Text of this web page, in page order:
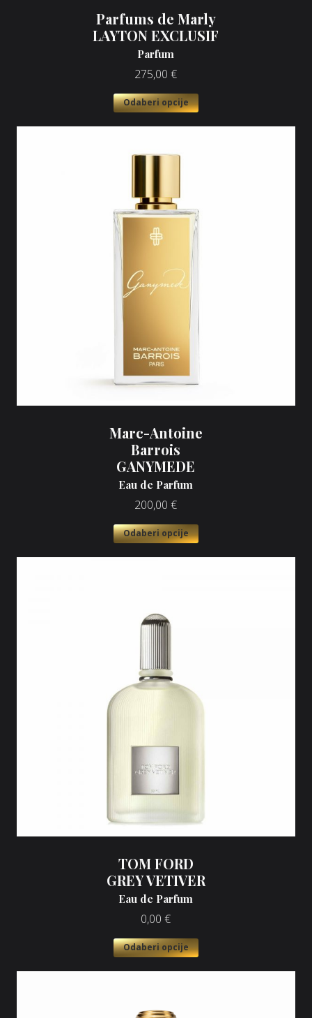
Parfums de Marly
LAYTON EXCLUSIF
Parfum
275,00 €
Odaberi opcije
Marc-Antoine
Barrois
GANYMEDE
Eau de Parfum
200,00 €
Odaberi opcije
TOM FORD
GREY VETIVER
Eau de Parfum
0,00 €
Odaberi opcije